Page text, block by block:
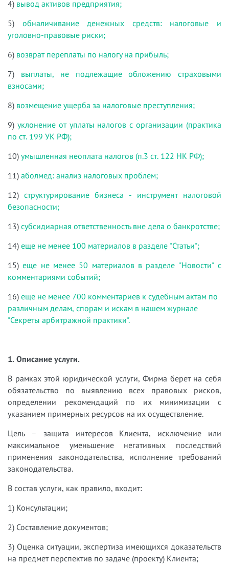
4) вывод активов предприятия;
5) обналичивание денежных средств: налоговые и
уголовно-правовые риски;
6) возврат переплаты по налогу на прибыль;
7) выплаты, не подлежащие обложению страховыми
взносами;
8) возмещение ущерба за налоговые преступления;
9) уклонение от уплаты налогов с организации (практика
по ст. 199 УК РФ);
10) умышленная неоплата налогов (п.3 ст. 122 НК РФ);
11) аболмед: анализ налоговых проблем;
12) структурирование бизнеса - инструмент налоговой
безопасности;
13) субсидиарная ответственность вне дела о банкротстве;
14) еще не менее 100 материалов в разделе "Статьи";
15)еще не менее 50 материалов в разделе "Новости" с
комментариями событий;
16) еще не менее 700 комментариев к судебным актам по
различным делам, спорам и искам в нашем журнале
"Секреты арбитражной практики".
1. Описание услуги.
В рамках этой юридической услуги, Фирма берет на себя
обязательство по выявлению всех правовых рисков,
определении рекомендаций по их минимизации с
указанием примерных ресурсов на их осуществление.
Цель – защита интересов Клиента, исключение или
максимальное уменьшение негативных последствий
применения законодательства, исполнение требований
законодательства.
В состав услуги, как правило, входит:
1) Консультации;
2) Составление документов;
3) Оценка ситуации, экспертиза имеющихся доказательств
на предмет перспектив по задаче (проекту) Клиента;